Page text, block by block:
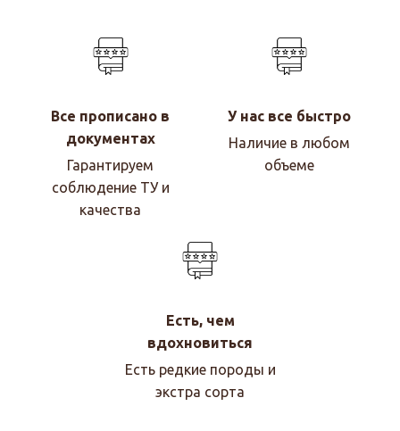
Все прописано в
документах
Гарантируем
соблюдение ТУ и
качества
У нас все быстро
Наличие в любом
объеме
Есть, чем
вдохновиться
Есть редкие породы и
экстра сорта